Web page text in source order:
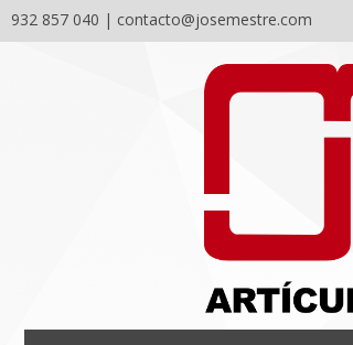
932 857 040 | contacto@josemestre.com